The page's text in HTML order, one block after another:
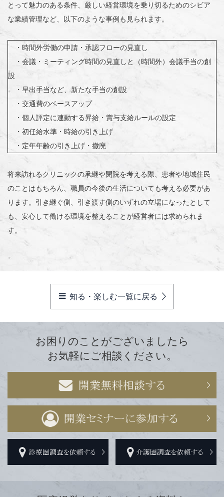
とって魅力のある条件、厳しい経営環境を乗り切るためのシビア
な業績管理など、以下のような事例も見られます。
・時間外労働の申請・承認フローの見直し
・会議・ミーティング時間の見直しと（時間外）会議手当の創
設
・早出手当など、新たな手当の創設
・交通費のベースアップ
・個人評定に連動する昇給・賞与支給ルールの設定
・初任給水準・時給の引き上げ
・定年年齢の引き上げ・撤廃
将来訪れるクリニックの承継や閉院を考える際、患者や地域住民
のことはもちろん、職員の今後の生活についても考える必要があ
ります。引き継ぐ側、引き渡す側のいずれの立場になったとして
も、安心して働ける環境を整えることが経営者には求められま
す。
知る・楽しむ一覧に戻る
お困りのことがございましたら
お気軽にご相談ください。